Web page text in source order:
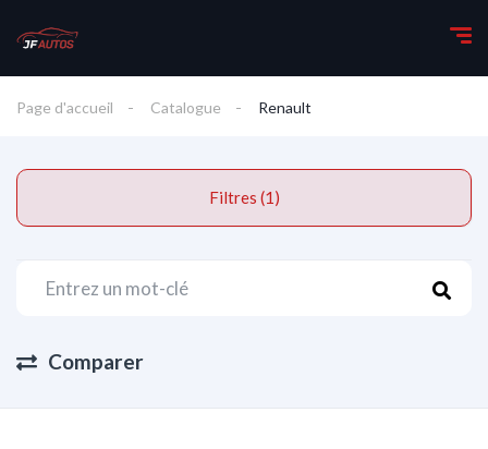
Page d'accueil Catalogue Renault
Filtres (1)
Comparer